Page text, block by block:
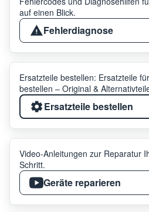
auf einen Blick.
Fehlerdiagnose
Ersatzteile bestellen: Ersatzteile
bestellen – Original &
Ersatzteile bestellen
Video-Anleitungen zur Reparatur
Schritt.
Geräte reparieren